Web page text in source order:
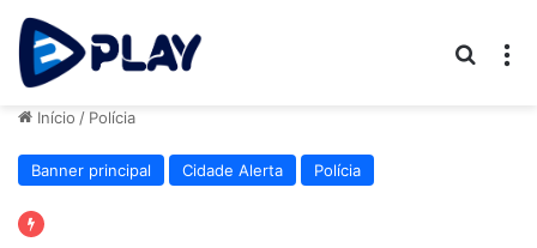
Início / Polícia
Banner principal Cidade Alerta Polícia